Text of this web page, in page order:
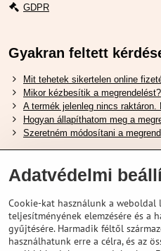
GDPR
Gyakran feltett
Mit tehetek sikertelen online
Mikor kézbesítik a megrendelést?
A termék jelenleg nincs raktáron.
Hogyan állapíthatom meg a
Szeretném módosítani a
Hasznos Linkek
Hogyan válasszuk ki a
Hogyan válasszuk ki a
Shimano E-Bike Akkumulátor
Schwalbe Tubeless Gumik
Adatvédelmi
Cookie-kat használunk a weboldal
teljesítményének elemzésére és a
gyűjtésére. Harmadik féltől
használhatunk erre a célra, és az